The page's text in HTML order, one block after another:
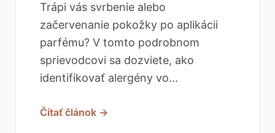
Trápi vás svrbenie alebo
začervenanie pokožky po aplikácii
parfému? V tomto podrobnom
sprievodcovi sa dozviete, ako
identifikovať alergény vo...
Čítať článok →